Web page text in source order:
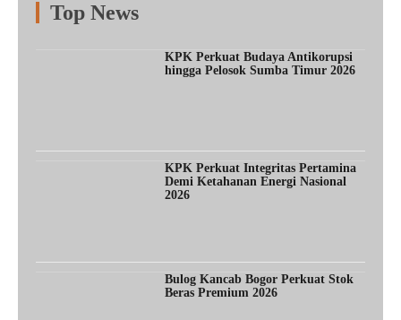
Top News
KPK Perkuat Budaya Antikorupsi
hingga Pelosok Sumba Timur 2026
KPK Perkuat Integritas Pertamina
Demi Ketahanan Energi Nasional
2026
Bulog Kancab Bogor Perkuat Stok
Beras Premium 2026